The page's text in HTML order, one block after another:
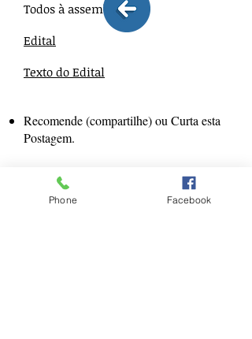
Todos à assembléia!!!
Edital
Texto do Edital
Recomende (compartilhe) ou Curta esta
Postagem.
Phone Facebook